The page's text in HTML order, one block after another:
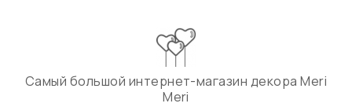
Самый большой интернет-магазин декора Meri
Meri